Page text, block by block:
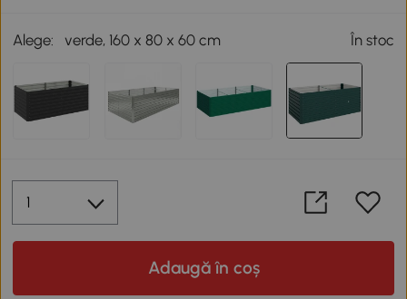
Alege: verde, 160 x 80 x 60 cm În stoc
Adaugă în coș